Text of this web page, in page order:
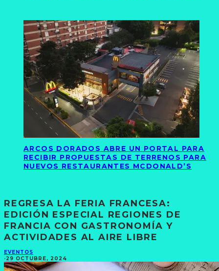
ARCOS DORADOS ABRE UN PORTAL PARA
RECIBIR PROPUESTAS DE TERRENOS PARA
NUEVOS RESTAURANTES MCDONALD’S
REGRESA LA FERIA FRANCESA:
EDICIÓN ESPECIAL REGIONES DE
FRANCIA CON GASTRONOMÍA Y
ACTIVIDADES AL AIRE LIBRE
EVENTOS
·29 OCTUBRE, 2024